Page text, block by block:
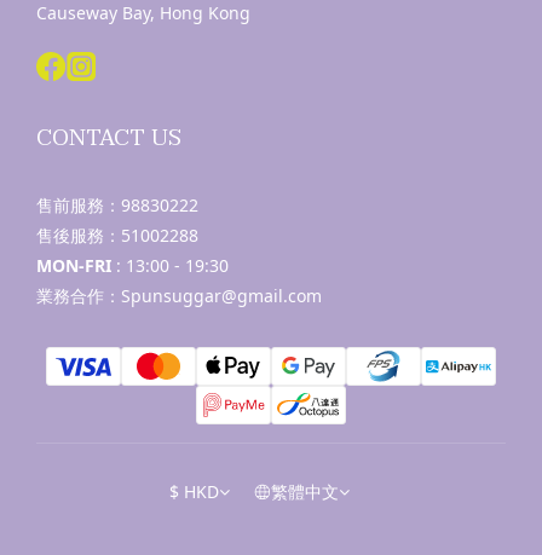
Causeway Bay, Hong Kong
CONTACT US
售前服務： 98830222
售後服務： 51002288
MON-FRI : 13:00 - 19:30
業務合作：Spunsuggar@gmail.com
$ HKD 繁體中文